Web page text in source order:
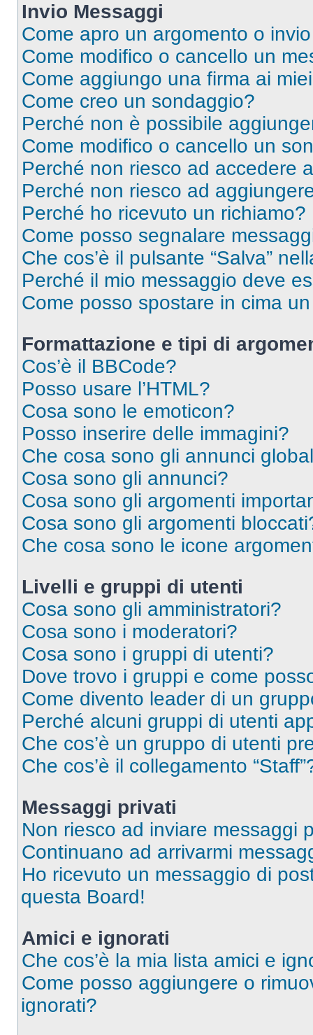
Invio Messaggi
Come apro un argomento o
Come modifico o cancello un
Come aggiungo una firma ai
Come creo un sondaggio?
Perché non è possibile
Come modifico o cancello un
Perché non riesco ad accedere
Perché non riesco ad
Perché ho ricevuto un richiamo?
Come posso segnalare
Che cos’è il pulsante “Salva”
Perché il mio messaggio deve
Come posso spostare in cima
Formattazione e tipi di
Cos’è il BBCode?
Posso usare l’HTML?
Cosa sono le emoticon?
Posso inserire delle immagini?
Che cosa sono gli annunci
Cosa sono gli annunci?
Cosa sono gli argomenti
Cosa sono gli argomenti
Che cosa sono le icone
Livelli e gruppi di utenti
Cosa sono gli amministratori?
Cosa sono i moderatori?
Cosa sono i gruppi di utenti?
Dove trovo i gruppi e come
Come divento leader di un
Perché alcuni gruppi di utenti
Che cos’è un gruppo di utenti
Che cos’è il collegamento
Messaggi privati
Non riesco ad inviare messaggi
Continuano ad arrivarmi
Ho ricevuto un messaggio di
questa Board!
Amici e ignorati
Che cos’è la mia lista amici e
Come posso aggiungere o
ignorati?